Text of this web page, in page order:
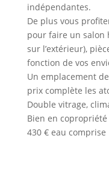
indépendantes.
De plus vous
pour faire un salon
sur l’extérieur),
fonction de vos
Un emplacement
prix complète les
Double vitrage,
Bien en
430 € eau comprise